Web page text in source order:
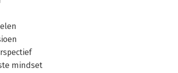
mindset